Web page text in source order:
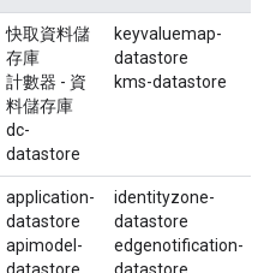
快取資料儲
存庫
計數器 - 資
料儲存庫
dc-
datastore
keyvaluemap-
datastore
kms-datastore
application-
datastore
apimodel-
datastore
identityzone-
datastore
edgenotification-
datastore